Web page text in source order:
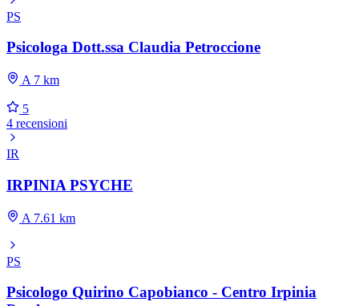
PS
Psicologa Dott.ssa Claudia Petroccione
A 7 km
5
4 recensioni
IR
IRPINIA PSYCHE
A 7.61 km
PS
Psicologo Quirino Capobianco - Centro Irpinia